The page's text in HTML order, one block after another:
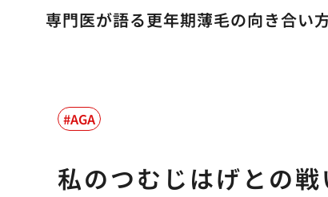
専門医が語る更年期薄毛の向き合い
AGA
私のつむじはげとの